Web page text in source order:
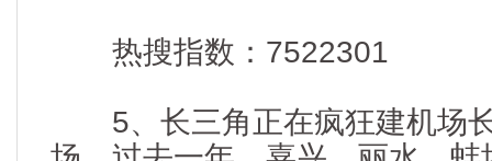
热搜指数：7522301
5、长三角正在疯狂建机场